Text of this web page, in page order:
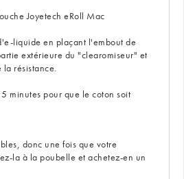
Joyetech eRoll Mac
liquide en plaçant l'embout de
extérieure du "clearomiseur" et
résistance.
minutes pour que le coton soit
donc une fois que votre
la à la poubelle et achetez-en un